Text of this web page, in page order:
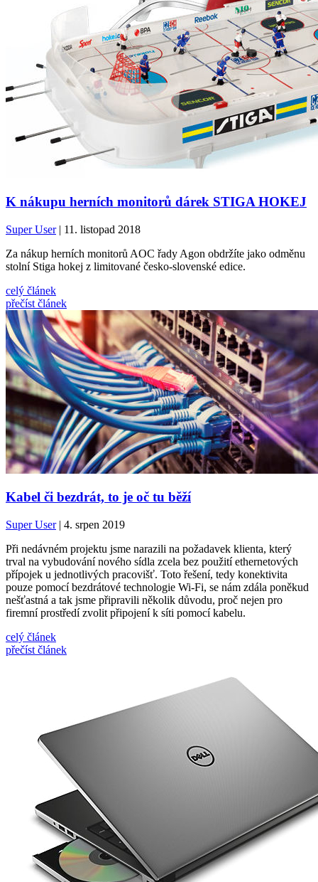
K nákupu herních monitorů dárek STIGA HOKEJ
Super User| 11. listopad 2018
Za nákup herních monitorů AOC řady Agon obdržíte jako odměnu
stolní Stiga hokej z limitované česko-slovenské edice.
celý článek
přečíst článek
Kabel či bezdrát, to je oč tu běží
Super User| 4. srpen 2019
Při nedávném projektu jsme narazili na požadavek klienta, který
trval na vybudování nového sídla zcela bez použití ethernetových
přípojek u jednotlivých pracovišť. Toto řešení, tedy konektivita
pouze pomocí bezdrátové technologie Wi-Fi, se nám zdála poněkud
nešťastná a tak jsme připravili několik důvodu, proč nejen pro
firemní prostředí zvolit připojení k síti pomocí kabelu.
celý článek
přečíst článek